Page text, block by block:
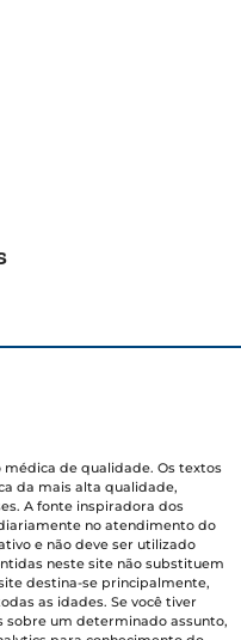
de qualidade. Os textos
da mais alta qualidade,
A fonte inspiradora dos
no atendimento do
e não deve ser utilizado
neste site não substituem
destina-se principalmente,
as idades. Se você tiver
sobre um determinado assunto,